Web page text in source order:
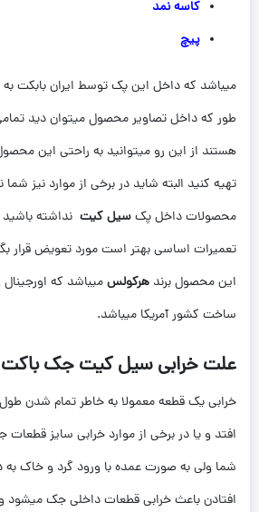
کاسه نمد
پیچ
میباشد که داخل این پک توسط ایران بابکت
طور که داخل تصاویر محصول میتوان دید
هستند از این رو میتوانید به راحتی این
تهیه کنید البته شاید در برخی از موارد نیز
محصولات داخل پکسیل کیت نداشته
تعمیرات اساسی بهتر است مورد تعویض قرار
این محصول برند هرکولسمیباشد که
ساخت کشور آمریکا میباشد.
علت خرابی سیل کیت جک
خرابی یک قطعه معمولا به خاطر تمام شدن
افتد و یا در برخی از موارد خرابی سایز قطعات
شما ولی به صورت عمده با ورود گرد و
افتادن باعث خرابی قطعات داخلی جک میشود